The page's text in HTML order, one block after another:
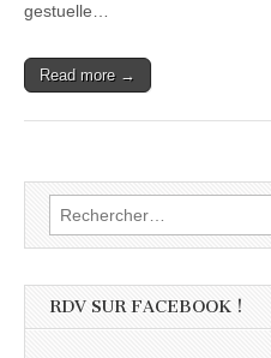
gestuelle…
Read more →
Rechercher :
RDV SUR FACEBOOK !